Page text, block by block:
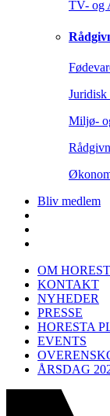
TV- og
Miljø-
Bliv medlem
OM
KONTAKT
NYHEDER
PRESSE
HORESTA
EVENTS
ÅRSDAG